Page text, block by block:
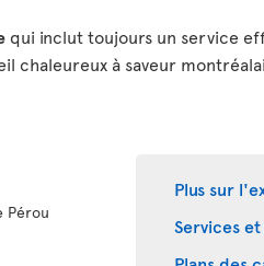
qui inclut toujours un service
chaleureux à saveur
Pérou
Plus sur
Services